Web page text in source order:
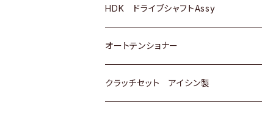
ＢＥＮＺ
スバル
三菱
スバル
マツダ
三菱
スバル
マツダ
三菱
スバル
日産
いすゞ
ダイハツ
ＢＭＷ
GOLF
ＷＡＧＥＮ
ＢＭＷ
ＷＡＧＥＮ
ＶＯＬＶＯ
トヨタ
ホンダ
スズキ
HDK ドライブシャフトAssy
スズキ
ダイハツ
オートテンショナー
トヨタ
クラッチセット アイシン製